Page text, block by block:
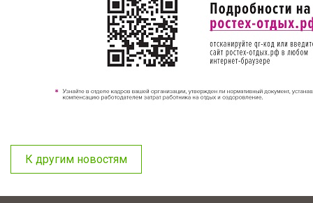
К другим новостям